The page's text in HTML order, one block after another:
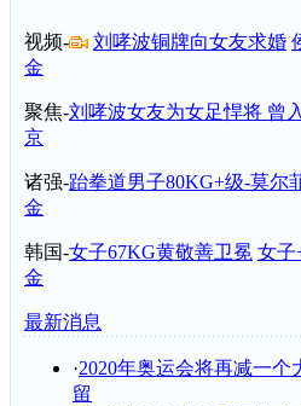
视频- 刘哮波铜牌向女友求婚
金
聚焦-刘哮波女友为女足悍将 曾
京
诸强-跆拳道男子80KG+级-莫尔
金
韩国-女子67KG黄敬善卫冕 女子
金
最新消息
·2020年奥运会将再减一个
留